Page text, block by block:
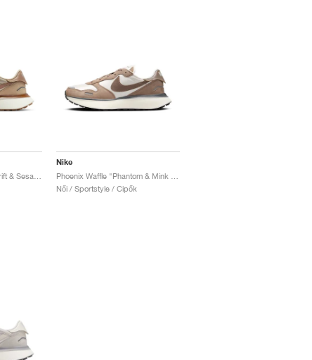
Nike
Női / Sportstyle / Cipők